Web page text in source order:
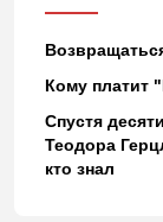
Кому платит
Спустя
Теодора
кто знал